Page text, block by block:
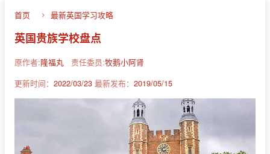
首页 最新英国学习攻略
英国贵族学校盘点
原作者:隆福丸 责任委员:牧鹅小阿肾
更新时间： 2022/03/23 最新发布： 2019/05/15